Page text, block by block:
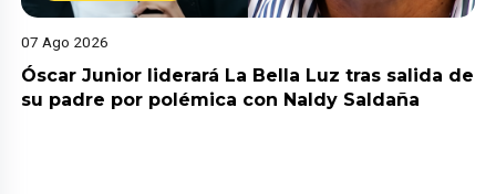
07 Ago 2026
Óscar Junior liderará La Bella Luz tras salida de
su padre por polémica con Naldy Saldaña